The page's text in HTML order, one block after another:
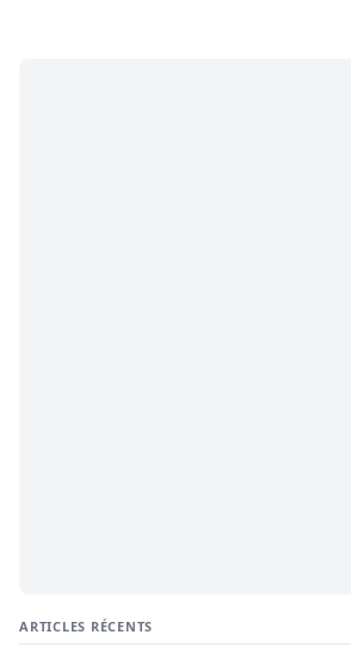
ARTICLES RÉCENTS